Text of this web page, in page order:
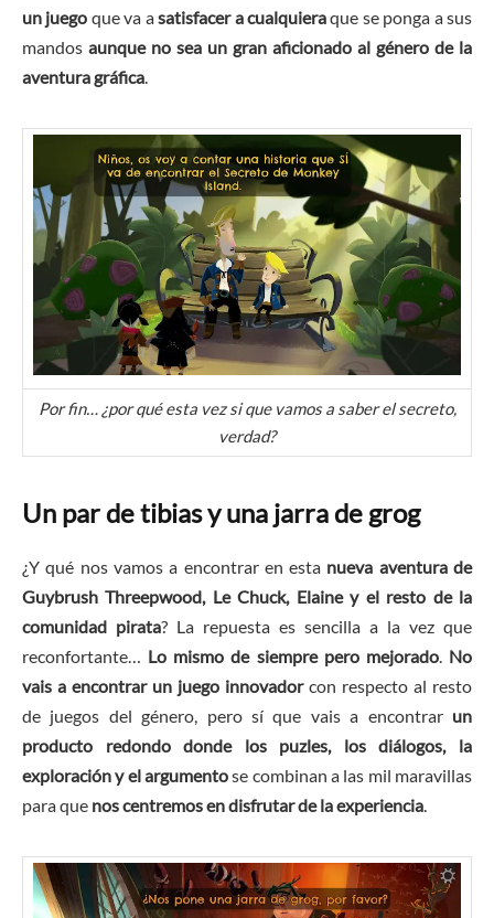
un juego que va asatisfacer a cualquieraque se ponga a sus
mandos aunque no sea un gran aficionado al género de la
aventura gráfica.
Por fin… ¿por qué esta vez si que vamos a saber el secreto,
verdad?
Un par de tibias y una jarra de grog
¿Y qué nos vamos a encontrar en esta nueva aventura de
Guybrush Threepwood, Le Chuck, Elaine y el resto de la
comunidad pirata? La repuesta es sencilla a la vez que
reconfortante… Lo mismo de siempre pero mejorado. No
vais a encontrar un juego innovadorcon respecto al resto
de juegos del género, pero sí que vais a encontrar un
producto redondo donde los puzles, los diálogos, la
exploración y el argumentose combinan a las mil maravillas
para que nos centremos en disfrutar de la experiencia.